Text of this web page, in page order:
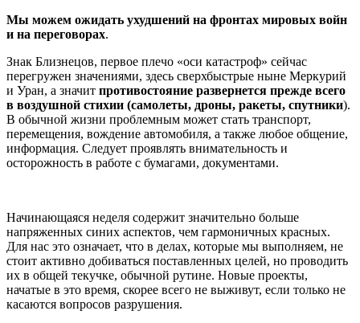
Мы можем ожидать ухудшений на фронтах мировых войн
и на переговорах.
Знак Близнецов, первое плечо «оси катастроф» сейчас
перегружен значениями, здесь сверхбыстрые ныне Меркурий
и Уран, а значит противостояние развернется прежде всего
в воздушной стихии (самолеты, дроны, ракеты, спутники).
В обычной жизни проблемным может стать транспорт,
перемещения, вождение автомобиля, а также любое общение,
информация. Следует проявлять внимательность и
осторожность в работе с бумагами, документами.
Начинающаяся неделя содержит значительно больше
напряженных синих аспектов, чем гармоничных красных.
Для нас это означает, что в делах, которые мы выполняем, не
стоит активно добиваться поставленных целей, но проводить
их в общей текучке, обычной рутине. Новые проекты,
начатые в это время, скорее всего не выживут, если только не
касаются вопросов разрушения.